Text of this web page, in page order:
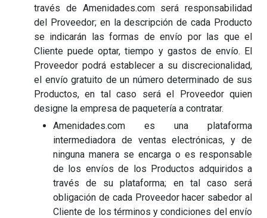
través de Amenidades.com será responsabilidad
del Proveedor; en la descripción de cada Producto
se indicarán las formas de envío por las que el
Cliente puede optar, tiempo y gastos de envío. El
Proveedor podrá establecer a su discrecionalidad,
el envío gratuito de un número determinado de sus
Productos, en tal caso será el Proveedor quien
designe la empresa de paquetería a contratar.
Amenidades.com es una plataforma
intermediadora de ventas electrónicas, y de
ninguna manera se encarga o es responsable
de los envíos de los Productos adquiridos a
través de su plataforma; en tal caso será
obligación de cada Proveedor hacer sabedor al
Cliente de los términos y condiciones del envío